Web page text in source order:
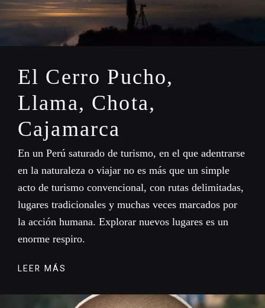
El Cerro Pucho,
Llama, Chota,
Cajamarca
En un Perú saturado de turismo, en el que adentrarse
en la naturaleza o viajar no es más que un simple
acto de turismo convencional, con rutas delimitadas,
lugares tradicionales y muchas veces marcados por
la acción humana. Explorar nuevos lugares es un
enorme respiro.
LEER MÁS